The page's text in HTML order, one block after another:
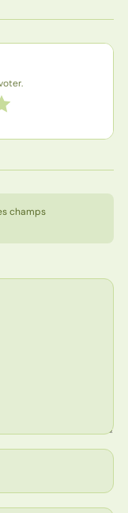
de 1 à 5 étoiles
5 étoiles
champs